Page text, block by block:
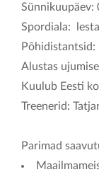
Sünnikuupäev:
Spordiala:
Põhidistantsid:
Alustas
Kuulub Eesti
Treenerid:
Parimad